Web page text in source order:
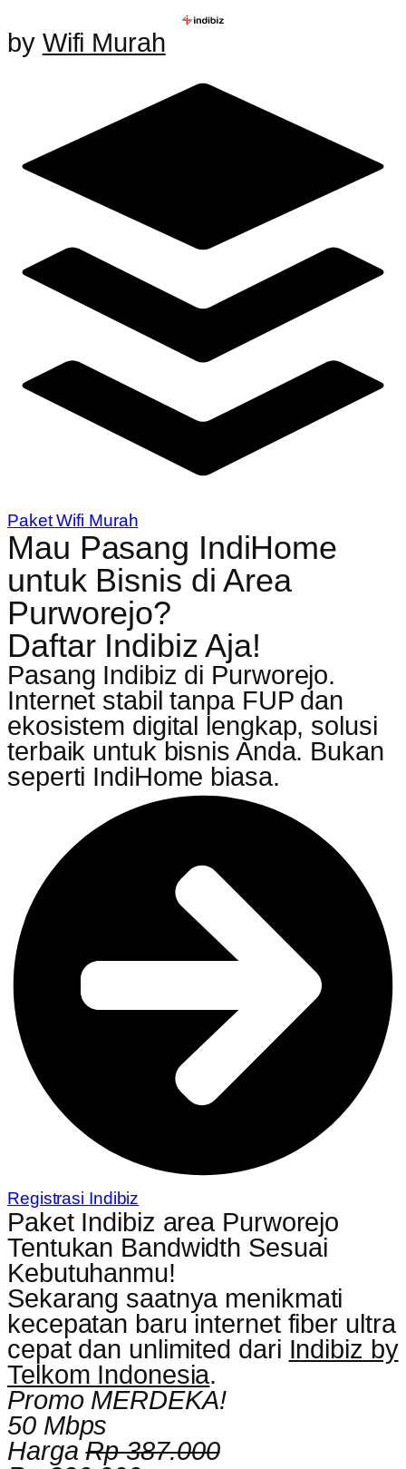
by Wifi Murah
Paket Wifi Murah
Mau Pasang IndiHome
untuk Bisnis di Area
Purworejo?
Daftar Indibiz Aja!
Pasang Indibiz di Purworejo.
Internet stabil tanpa FUP dan
ekosistem digital lengkap, solusi
terbaik untuk bisnis Anda. Bukan
seperti IndiHome biasa.
Registrasi Indibiz
Paket Indibiz area Purworejo
Tentukan Bandwidth Sesuai
Kebutuhanmu!
Sekarang saatnya menikmati
kecepatan baru internet fiber ultra
cepat dan unlimited dari Indibiz by
Telkom Indonesia.
Promo MERDEKA!
50 Mbps
HargaRp 387.000